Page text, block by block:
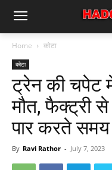
Home कोटा
कोटा
ट्रेन की
मौत, फैक्ट्री
पार करते
By Ravi Rathor - July 7, 2023